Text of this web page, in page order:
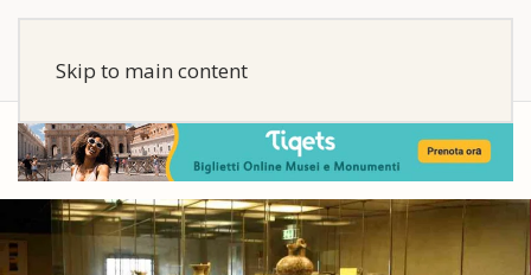
Skip to main content